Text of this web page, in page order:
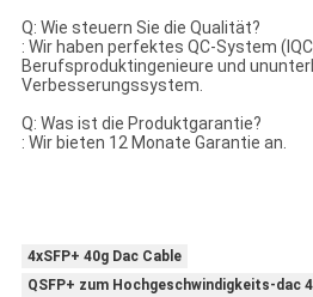
Q: Wie steuern Sie die Qualität?
: Wir haben perfektes QC-System
Berufsproduktingenieure und
Verbesserungssystem.
Q: Was ist die Produktgarantie?
: Wir bieten 12 Monate Garantie an.
4xSFP+ 40g Dac Cable
QSFP+ zum Hochgeschwindigkeits-dac